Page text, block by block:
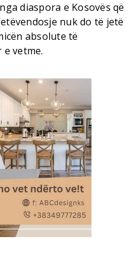
diaspora e Kosovës që
nuk do të jetë
absolute të
vetme.